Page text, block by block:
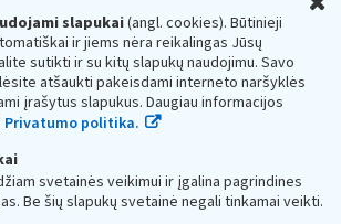
slapukai(angl. cookies). Būtinieji
ir jiems nėra reikalingas Jūsų
sutikti ir su kitų slapukų naudojimu. Savo
atšaukti pakeisdami interneto naršyklės
įrašytus slapukus. Daugiau informacijos
Privatumo politika.
svetainės veikimui ir įgalina pagrindines
Be šių slapukų svetainė negali tinkamai veikti.
ministerijos
asmens kodas — 188659752,
g. 14, 01107 Vilnius, Lietuva, el.paštas:
dėžutės adresas 188659752
mokesčių inspekciją prie Lietuvos
ministerijos kaupiami ir saugomi Juridinių